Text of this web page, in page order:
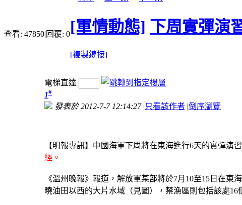
查看: 47850|回覆: 0[軍情動態] 下周實彈演
[複製鏈接]
電梯直達
1#
發表於 2012-7-7 12:14:27 |只看該作者 |倒序瀏覽
【明報專訊】中國海軍下周將在東海進行6天的實彈演
經。
《溫州晚報》報道，解放軍某部將於7月10至15日在
曉油田以西的大片水域（見圖），禁漁區則包括該處16